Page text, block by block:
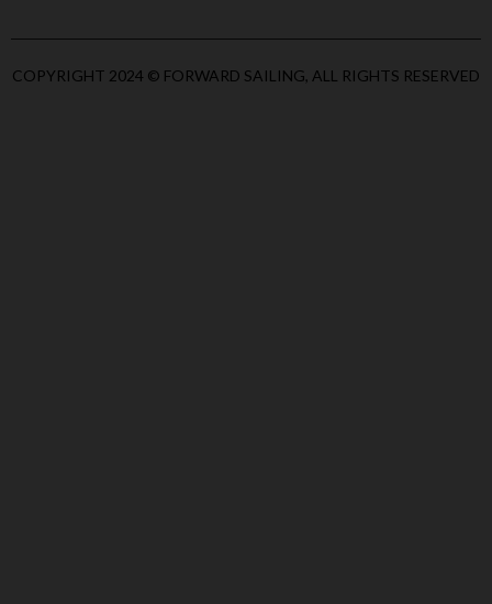
COPYRIGHT 2024 © FORWARD SAILING, ALL RIGHTS RESERVED